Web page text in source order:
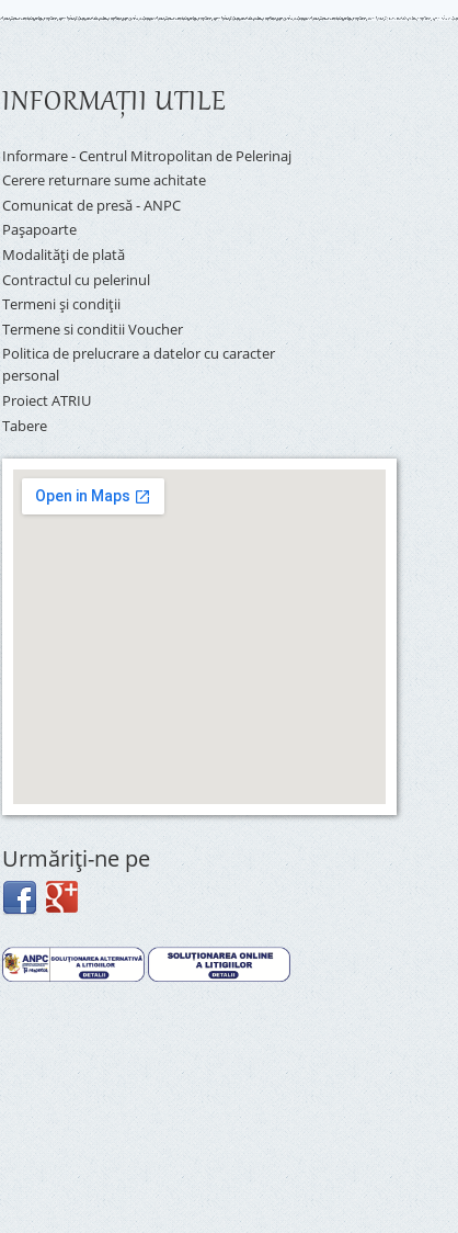
INFORMAŢII UTILE
Informare - Centrul Mitropolitan de Pelerinaj
Cerere returnare sume achitate
Comunicat de presă - ANPC
Pașapoarte
Modalități de plată
Contractul cu pelerinul
Termeni și condiții
Termene si conditii Voucher
Politica de prelucrare a datelor cu caracter
personal
Proiect ATRIU
Tabere
Urmăriţi-ne pe